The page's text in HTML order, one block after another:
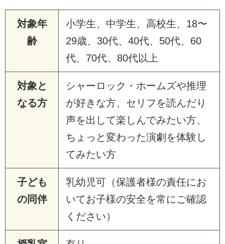
対象年
齢
小学生、中学生、高校生、18〜
29歳、30代、40代、50代、60
代、70代、80代以上
対象と
なる方
シャーロック・ホームズや推理
が好きな方、セリフを読んだり
声を出して楽しんでみたい方、
ちょっと変わった演劇を体験し
てみたい方
子ども
の同伴
乳幼児可（保護者様の責任にお
いてお子様の安全を常にご確認
ください）